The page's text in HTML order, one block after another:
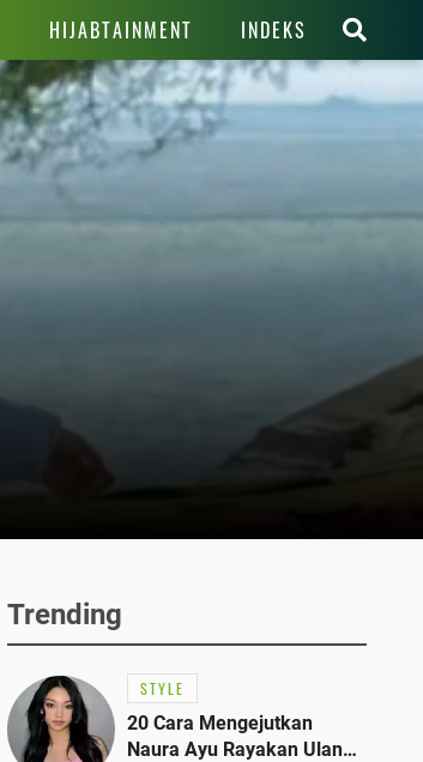
HIJABTAINMENT INDEKS
Trending
STYLE
20 Cara Mengejutkan
Naura Ayu Rayakan Ulang